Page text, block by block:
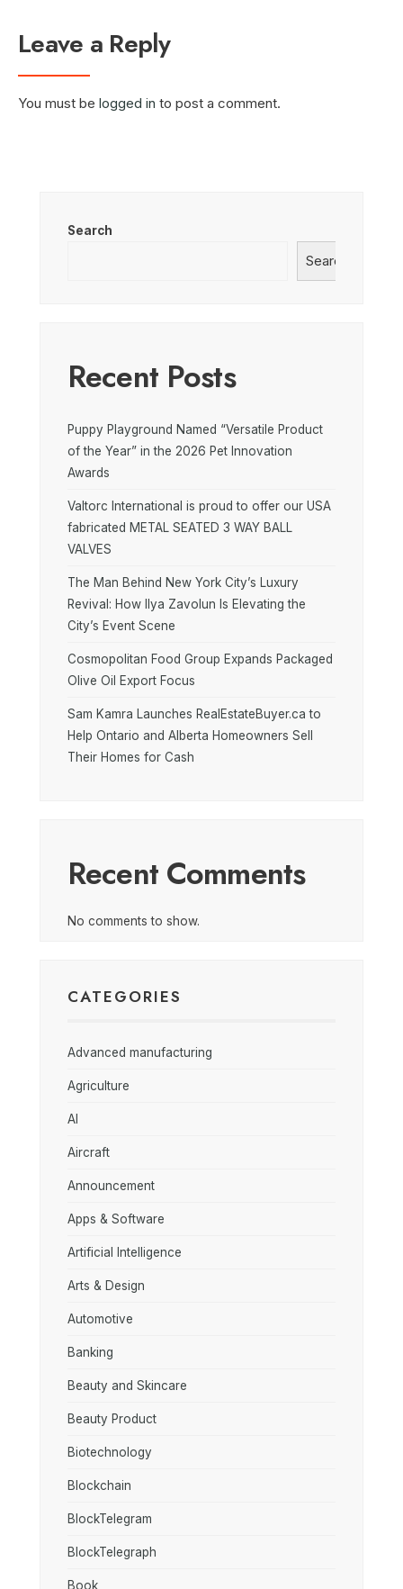
Leave a Reply
You must be logged in to post a comment.
Search
Search
Recent Posts
Puppy Playground Named “Versatile Product
of the Year” in the 2026 Pet Innovation
Awards
Valtorc International is proud to offer our USA
fabricated METAL SEATED 3 WAY BALL
VALVES
The Man Behind New York City’s Luxury
Revival: How Ilya Zavolun Is Elevating the
City’s Event Scene
Cosmopolitan Food Group Expands Packaged
Olive Oil Export Focus
Sam Kamra Launches RealEstateBuyer.ca to
Help Ontario and Alberta Homeowners Sell
Their Homes for Cash
Recent Comments
No comments to show.
CATEGORIES
Advanced manufacturing
Agriculture
AI
Aircraft
Announcement
Apps & Software
Artificial Intelligence
Arts & Design
Automotive
Banking
Beauty and Skincare
Beauty Product
Biotechnology
Blockchain
BlockTelegram
BlockTelegraph
Book